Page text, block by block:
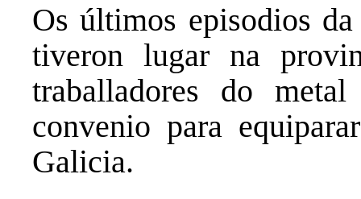
Os últimos episodios
tiveron lugar na
traballadores do
convenio para
Galicia.